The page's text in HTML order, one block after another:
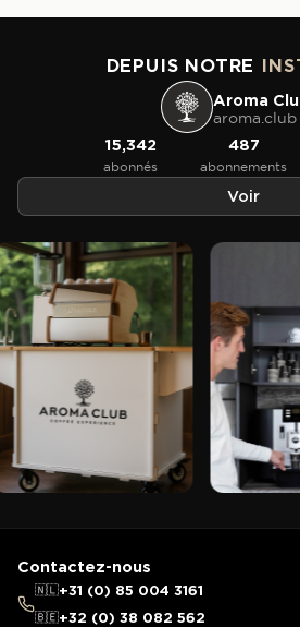
DEPUIS NOTRE
Aroma
aroma.club
15,342
abonnés
487
abonnements
Voir
Contactez-nous
🇳🇱+31 (0) 85 004 3161
🇧🇪+32 (0) 38 082 562